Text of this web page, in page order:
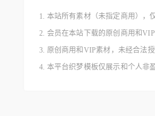
1. 本站所有素材（未指定商用），
2. 会员在本站下载的原创商用和
3. 原创商用和VIP素材，未经合法
4. 本平台织梦模板仅展示和个人非